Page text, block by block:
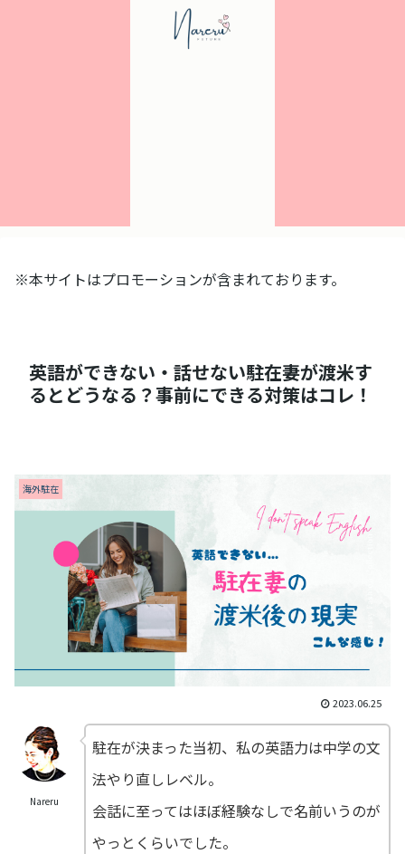
※本サイトはプロモーションが含まれております。
英語ができない・話せない駐在妻が渡米す
るとどうなる？事前にできる対策はコレ！
海外駐在
2023.06.25
Nareru
駐在が決まった当初、私の英語力は中学の文
法やり直しレベル。
会話に至ってはほぼ経験なしで名前いうのが
やっとくらいでした。